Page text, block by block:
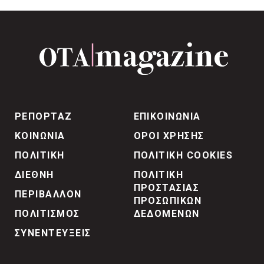
ΡΕΠΟΡΤΑΖ
ΚΟΙΝΩΝΙΑ
ΠΟΛΙΤΙΚΗ
ΔΙΕΘΝΗ
ΠΕΡΙΒΑΛΛΟΝ
ΠΟΛΙΤΙΣΜΟΣ
ΣΥΝΕΝΤΕΥΞΕΙΣ
ΕΠΙΚΟΙΝΩΝΙΑ
ΟΡΟΙ ΧΡΗΣΗΣ
ΠΟΛΙΤΙΚΗ COOKIES
ΠΟΛΙΤΙΚΗ
ΠΡΟΣΤΑΣΙΑΣ
ΠΡΟΣΩΠΙΚΩΝ
ΔΕΔΟΜΕΝΩΝ